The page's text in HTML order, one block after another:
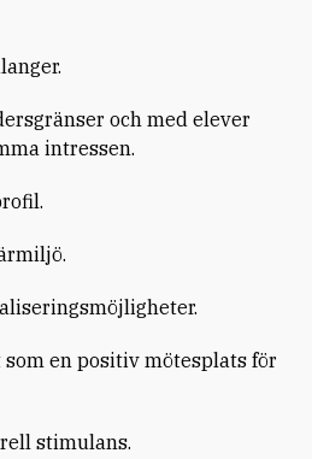
och med elever
intressen.
en positiv mötesplats för
stimulans.